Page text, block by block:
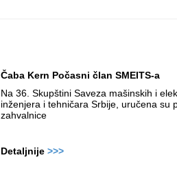
Čaba Kern Počasni član SMEITS-a
Na 36. Skupštini Saveza mašinskih i
inženjera i tehničara Srbije, uručena su
zahvalnice
Detaljnije >>>